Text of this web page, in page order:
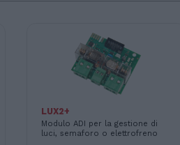
LUX2+
Modulo ADI per la gestione di
luci, semaforo o elettrofreno